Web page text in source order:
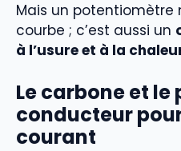
Mais un potentiomètre
courbe ; c’est aussi un
à l’usure et à la
Le carbone et
conducteur
courant